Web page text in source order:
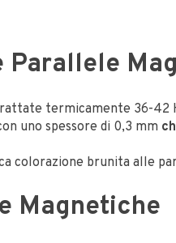
termicamente 36-42
uno spessore di 0,3 mm
colorazione brunita alle
Magnetiche